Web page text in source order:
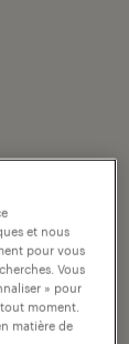
et nous
pour vous
Vous
» pour
moment.
matière de